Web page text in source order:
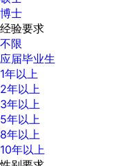
博士
经验要求
不限
应届毕业生
1年以上
2年以上
3年以上
5年以上
8年以上
10年以上